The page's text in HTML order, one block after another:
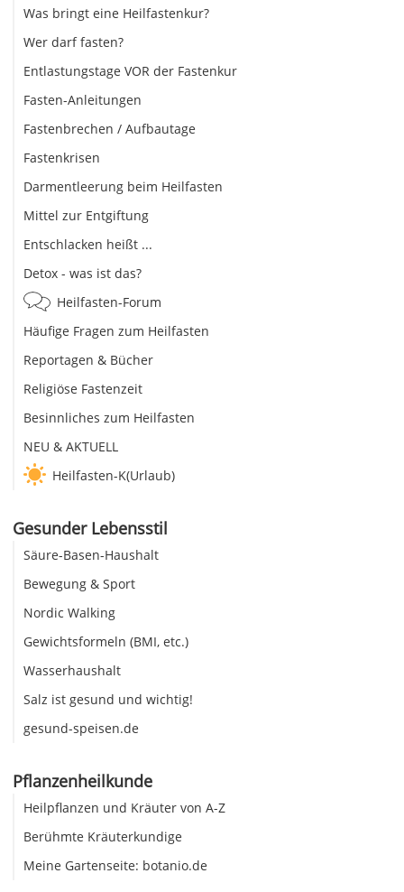
Was bringt eine Heilfastenkur?
Wer darf fasten?
Entlastungstage VOR der Fastenkur
Fasten-Anleitungen
Fastenbrechen / Aufbautage
Fastenkrisen
Darmentleerung beim Heilfasten
Mittel zur Entgiftung
Entschlacken heißt ...
Detox - was ist das?
Heilfasten-Forum
Häufige Fragen zum Heilfasten
Reportagen & Bücher
Religiöse Fastenzeit
Besinnliches zum Heilfasten
NEU & AKTUELL
Heilfasten-K(Urlaub)
Gesunder Lebensstil
Säure-Basen-Haushalt
Bewegung & Sport
Nordic Walking
Gewichtsformeln (BMI, etc.)
Wasserhaushalt
Salz ist gesund und wichtig!
gesund-speisen.de
Pflanzenheilkunde
Heilpflanzen und Kräuter von A-Z
Berühmte Kräuterkundige
Meine Gartenseite: botanio.de